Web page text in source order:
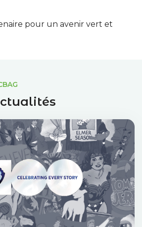
pour un avenir vert et